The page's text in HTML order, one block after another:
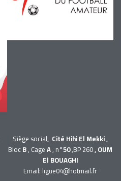
Siège social, Cité Hihi El Mekki ,
BlocB, CageA, n°50,BP 260, OUM
El BOUAGHI
Email: ligue04@hotmail.fr